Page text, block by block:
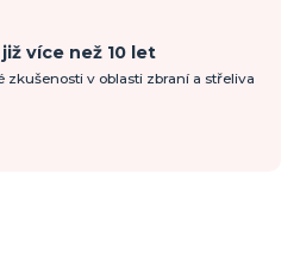
více než 10 let
zkušenosti v oblasti zbraní a střeliva